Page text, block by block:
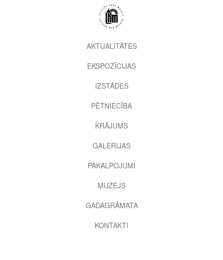
2nd
level
AKTUALITĀTES
EKSPOZĪCIJAS
IZSTĀDES
PĒTNIECĪBA
KRĀJUMS
GALERIJAS
PAKALPOJUMI
MUZEJS
GADAGRĀMATA
KONTAKTI